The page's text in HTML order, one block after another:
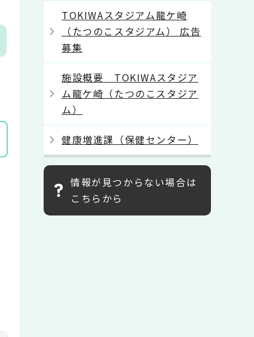
TOKIWAスタジアム龍ケ崎
（たつのこスタジアム） 広告
募集
施設概要 TOKIWAスタジア
ム龍ケ崎（たつのこスタジア
ム）
健康増進課（保健センター）
情報が見つからない場合は
こちらから